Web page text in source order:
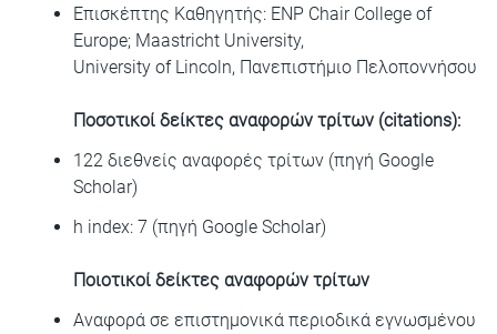
Επισκέπτης Καθηγητής: ENP Chair College of
Europe; Maastricht University,
University of Lincoln, Πανεπιστήμιο Πελοποννήσου
Ποσοτικοί δείκτες αναφορών τρίτων (citations):
122 διεθνείς αναφορές τρίτων (πηγή Google
Scholar)
h index: 7 (πηγή Google Scholar)
Ποιοτικοί δείκτες αναφορών τρίτων
Αναφορά σε επιστημονικά περιοδικά εγνωσμένου